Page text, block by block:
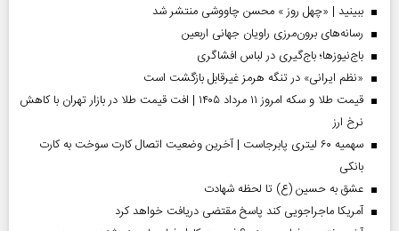
ببینید | «چهل روز » محسن چاووشی منتشر شد
رسانه‌های برون‌مرزی راویان جهانی اربعین
باج‌نیوزها؛ باج‌گیری در لباس افشاگری
«نظم ایرانی» در تنگه هرمز غیرقابل بازگشت است
قیمت طلا و سکه امروز ۱۱ مرداد ۱۴۰۵ | افت قیمت طلا در بازار تهران با کاهش
نرخ ارز
سهمیه ۶۰ لیتری پابرجاست | آخرین وضعیت اتصال کارت سوخت به کارت
بانکی
عشق به حسین (ع) تا لحظه شهادت
آمریکا ماجراجویی کند پاسخ مقتضی دریافت خواهد کرد